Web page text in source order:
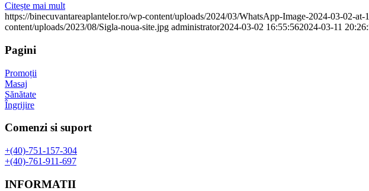
Citește mai mult
https://binecuvantareaplantelor.ro/wp-content/uploads/2024/03/WhatsApp-Image-2024-03-02-
content/uploads/2023/08/Sigla-noua-site.jpg administrator2024-03-02 16:55:562024-03-11
Pagini
Promoții
Masaj
Sănătate
Îngrijire
Comenzi si suport
+(40)-751-157-304
+(40)-761-911-697
INFORMATII